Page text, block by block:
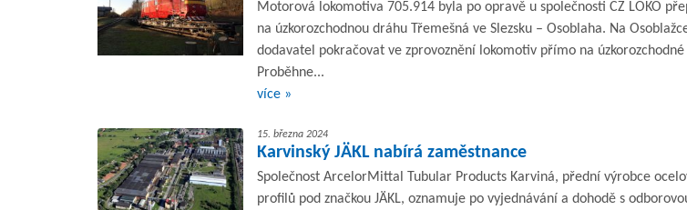
Motorová lokomotiva 705.914 byla po opravě u společnosti CZ LOKO
na úzkorozchodnou dráhu Třemešná ve Slezsku – Osoblaha. Na
dodavatel pokračovat ve zprovoznění lokomotiv přímo na úzkorozchodné
Proběhne...
více »
15. března 2024
Karvinský JÄKL nabírá zaměstnance
Společnost ArcelorMittal Tubular Products Karviná, přední výrobce
profilů pod značkou JÄKL, oznamuje po vyjednávání a dohodě s